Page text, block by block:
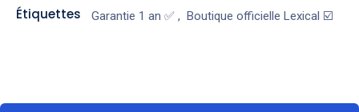
Étiquettes Garantie 1 an ✅, Boutique officielle Lexical ☑️